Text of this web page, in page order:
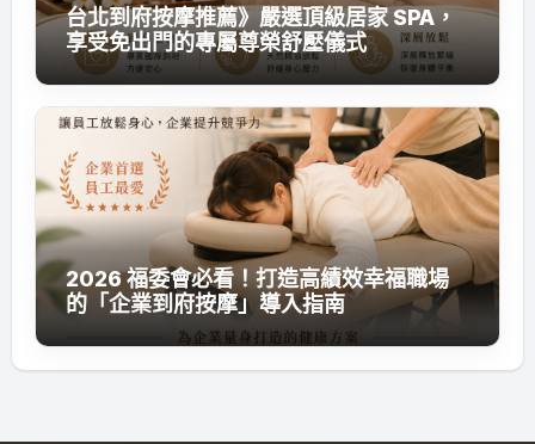
台北到府按摩推薦》嚴選頂級居家 SPA，
享受免出門的專屬尊榮舒壓儀式
2026 福委會必看！打造高績效幸福職場
的「企業到府按摩」導入指南